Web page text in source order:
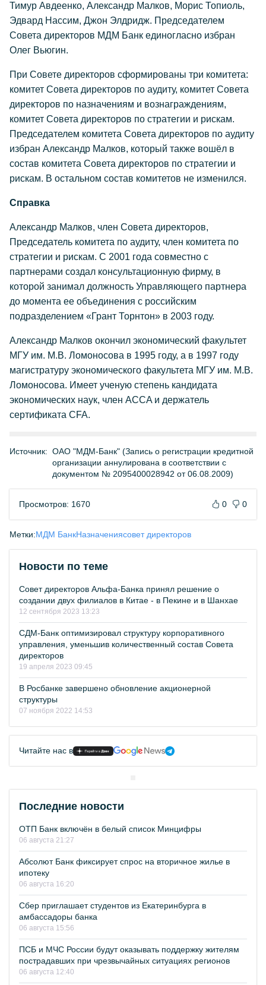
Тимур Авдеенко, Александр Малков, Морис Топиоль,
Эдвард Нассим, Джон Элдридж. Председателем
Совета директоров МДМ Банк единогласно избран
Олег Вьюгин.
При Совете директоров сформированы три комитета:
комитет Совета директоров по аудиту, комитет Совета
директоров по назначениям и вознаграждениям,
комитет Совета директоров по стратегии и рискам.
Председателем комитета Совета директоров по аудиту
избран Александр Малков, который также вошёл в
состав комитета Совета директоров по стратегии и
рискам. В остальном состав комитетов не изменился.
Справка
Александр Малков, член Совета директоров,
Председатель комитета по аудиту, член комитета по
стратегии и рискам. С 2001 года совместно с
партнерами создал консультационную фирму, в
которой занимал должность Управляющего партнера
до момента ее объединения с российским
подразделением «Грант Торнтон» в 2003 году.
Александр Малков окончил экономический факультет
МГУ им. М.В. Ломоносова в 1995 году, а в 1997 году
магистратуру экономического факультета МГУ им. М.В.
Ломоносова. Имеет ученую степень кандидата
экономических наук, член ACCA и держатель
сертификата CFA.
Источник: ОАО "МДМ-Банк" (Запись о регистрации кредитной
организации аннулирована в соответствии с
документом № 2095400028942 от 06.08.2009)
Просмотров: 1670 0 0
Метки:МДМ БанкНазначениясовет директоров
Новости по теме
Совет директоров Альфа-Банка принял решение о
создании двух филиалов в Китае - в Пекине и в Шанхае
12 сентября 2023 13:23
СДМ-Банк оптимизировал структуру корпоративного
управления, уменьшив количественный состав Совета
директоров
19 апреля 2023 09:45
В Росбанке завершено обновление акционерной
структуры
07 ноября 2022 14:53
Читайте нас в
Последние новости
ОТП Банк включён в белый список Минцифры
06 августа 21:27
Абсолют Банк фиксирует спрос на вторичное жилье в
ипотеку
06 августа 16:20
Сбер приглашает студентов из Екатеринбурга в
амбассадоры банка
06 августа 15:56
ПСБ и МЧС России будут оказывать поддержку жителям
пострадавших при чрезвычайных ситуациях регионов
06 августа 12:40